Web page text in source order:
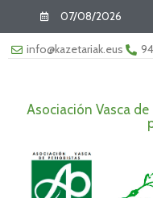
07/08/2026
info@kazetariak.eus
Asociación Vasca